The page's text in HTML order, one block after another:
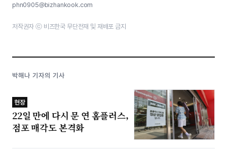
phn0905@bizhankook.com
저작권자 ⓒ 비즈한국 무단전재 및 재배포 금지
박해나 기자의 기사
현장
22일 만에 다시 문 연 홈플러스,
점포 매각도 본격화